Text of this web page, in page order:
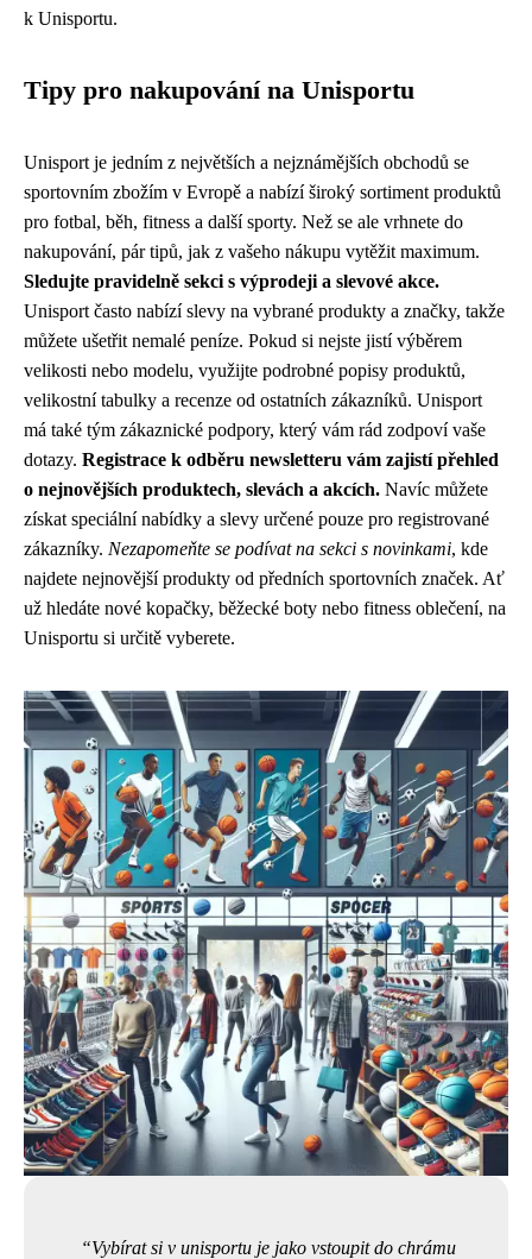
k Unisportu.
Tipy pro nakupování na Unisportu
Unisport je jedním z největších a nejznámějších obchodů se
sportovním zbožím v Evropě a nabízí široký sortiment produktů
pro fotbal, běh, fitness a další sporty. Než se ale vrhnete do
nakupování, pár tipů, jak z vašeho nákupu vytěžit maximum.
Sledujte pravidelně sekci s výprodeji a slevové akce.
Unisport často nabízí slevy na vybrané produkty a značky, takže
můžete ušetřit nemalé peníze. Pokud si nejste jistí výběrem
velikosti nebo modelu, využijte podrobné popisy produktů,
velikostní tabulky a recenze od ostatních zákazníků. Unisport
má také tým zákaznické podpory, který vám rád zodpoví vaše
dotazy. Registrace k odběru newsletteru vám zajistí přehled
o nejnovějších produktech, slevách a akcích. Navíc můžete
získat speciální nabídky a slevy určené pouze pro registrované
zákazníky. Nezapomeňte se podívat na sekci s novinkami, kde
najdete nejnovější produkty od předních sportovních značek. Ať
už hledáte nové kopačky, běžecké boty nebo fitness oblečení, na
Unisportu si určitě vyberete.
Vybírat si v unisportu je jako vstoupit do chrámu